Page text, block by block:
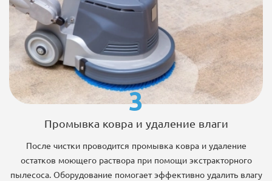
3
Промывка ковра и удаление влаги
После чистки проводится промывка ковра и удаление
остатков моющего раствора при помощи экстракторного
пылесоса. Оборудование помогает эффективно удалить влагу